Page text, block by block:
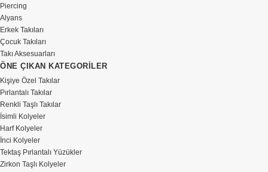
Piercing
Alyans
Erkek Takıları
Çocuk Takıları
Takı Aksesuarları
ÖNE ÇIKAN KATEGORİLER
Kişiye Özel Takılar
Pırlantalı Takılar
Renkli Taşlı Takılar
İsimli Kolyeler
Harf Kolyeler
İnci Kolyeler
Tektaş Pırlantalı Yüzükler
Zirkon Taşlı Kolyeler